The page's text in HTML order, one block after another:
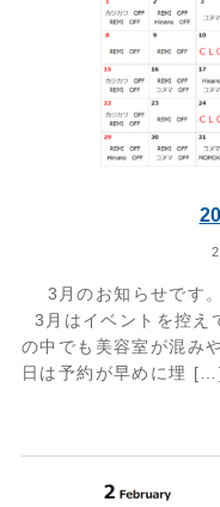
3月のお知らせです。
3月はイベントを控え
の中でも美容室が混み
日は予約が早めに埋